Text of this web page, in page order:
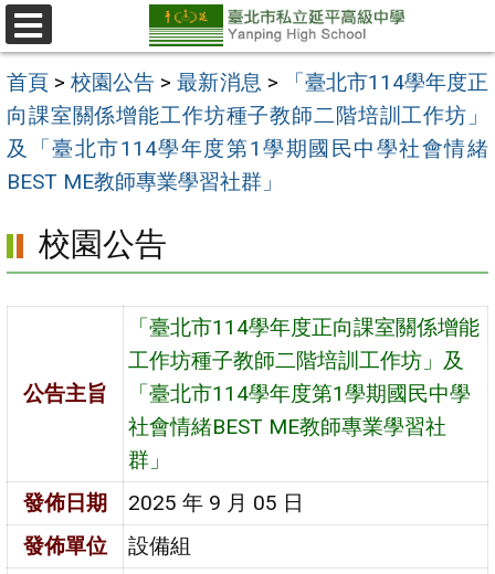
跳
至
主
要
內
容
選
單
首頁 >校園公告 >最新消息 >
「臺北市114學年度正
向課室關係增能工作坊種子教師二階培訓工作坊」
及「臺北市114學年度第1學期國民中學社會情緒
BEST ME教師專業學習社群」
校園公告
公告主旨
「臺北市114學年度正向課室關係增能
工作坊種子教師二階培訓工作坊」及
「臺北市114學年度第1學期國民中學
社會情緒BEST ME教師專業學習社
群」
發佈日期
2025 年 9 月 05 日
發佈單位
設備組